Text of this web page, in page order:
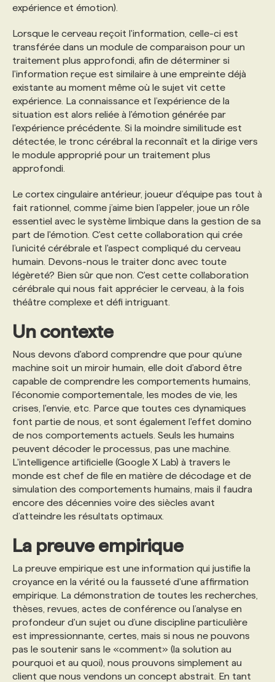
expérience et émotion).
Lorsque le cerveau reçoit l'information, celle-ci est
transférée dans un module de comparaison pour un
traitement plus approfondi, afin de déterminer si
l'information reçue est similaire à une empreinte déjà
existante au moment même où le sujet vit cette
expérience. La connaissance et l’expérience de la
situation est alors reliée à l'émotion générée par
l'expérience précédente. Si la moindre similitude est
détectée, le tronc cérébral la reconnaît et la dirige vers
le module approprié pour un traitement plus
approfondi.
Le cortex cingulaire antérieur, joueur d’équipe pas tout à
fait rationnel, comme j’aime bien l’appeler, joue un rôle
essentiel avec le système limbique dans la gestion de sa
part de l'émotion. C'est cette collaboration qui crée
l’unicité cérébrale et l'aspect compliqué du cerveau
humain. Devons-nous le traiter donc avec toute
légèreté? Bien sûr que non. C'est cette collaboration
cérébrale qui nous fait apprécier le cerveau, à la fois
théâtre complexe et défi intriguant.
Un contexte
Nous devons d'abord comprendre que pour qu’une
machine soit un miroir humain, elle doit d'abord être
capable de comprendre les comportements humains,
l'économie comportementale, les modes de vie, les
crises, l'envie, etc. Parce que toutes ces dynamiques
font partie de nous, et sont également l'effet domino
de nos comportements actuels. Seuls les humains
peuvent décoder le processus, pas une machine.
L'intelligence artificielle (Google X Lab) à travers le
monde est chef de file en matière de décodage et de
simulation des comportements humains, mais il faudra
encore des décennies voire des siècles avant
d’atteindre les résultats optimaux.
La preuve empirique
La preuve empirique est une information qui justifie la
croyance en la vérité ou la fausseté d'une affirmation
empirique. La démonstration de toutes les recherches,
thèses, revues, actes de conférence ou l’analyse en
profondeur d'un sujet ou d’une discipline particulière
est impressionnante, certes, mais si nous ne pouvons
pas le soutenir sans le «comment» (la solution au
pourquoi et au quoi), nous prouvons simplement au
client que nous vendons un concept abstrait. En tant